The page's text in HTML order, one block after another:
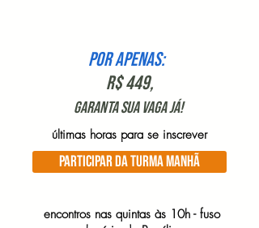
POR apenas:
R$ 449,
garantA sua vaga já!
​últimas horas para se inscrever
PARTICIPAR DA TURMA MANHÃ
encontros nas quintas às 10h - fuso